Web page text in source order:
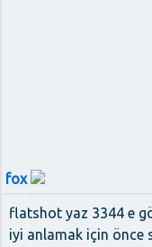
fox
flatshot yaz 3344 e
iyi anlamak için önce